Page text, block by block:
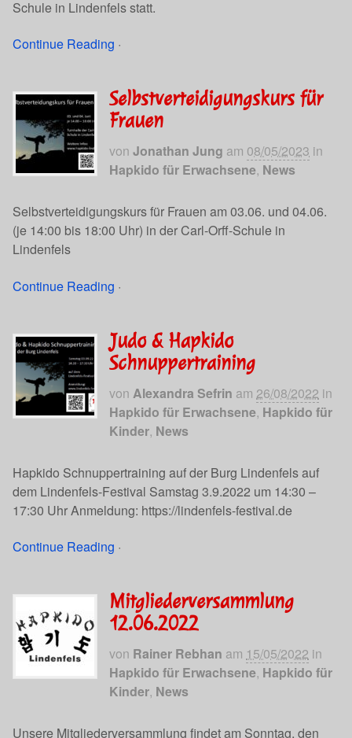
Schule in Lindenfels statt.
Continue Reading ·
Selbstverteidigungskurs für
Frauen
von Jonathan Jung am 08/05/2023 in
Hapkido für Erwachsene, News
Selbstverteidigungskurs für Frauen am 03.06. und 04.06.
(je 14:00 bis 18:00 Uhr) in der Carl-Orff-Schule in
Lindenfels
Continue Reading ·
Judo & Hapkido
Schnuppertraining
von Alexandra Sefrin am 26/08/2022 in
Hapkido für Erwachsene, Hapkido für
Kinder, News
Hapkido Schnuppertraining auf der Burg Lindenfels auf
dem Lindenfels-Festival Samstag 3.9.2022 um 14:30 –
17:30 Uhr Anmeldung: https://lindenfels-festival.de
Continue Reading ·
Mitgliederversammlung
12.06.2022
von Rainer Rebhan am 15/05/2022 in
Hapkido für Erwachsene, Hapkido für
Kinder, News
Unsere Mitgliederversammlung findet am Sonntag, den